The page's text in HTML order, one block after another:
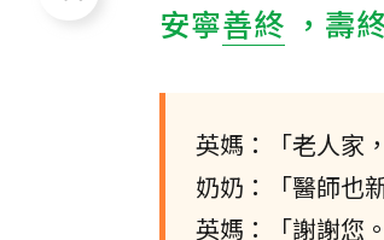
安寧善終 ，壽
英媽：「老人家
奶奶：「醫師也
英媽：「謝謝您。